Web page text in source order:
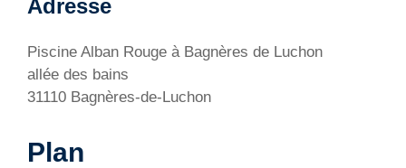
Adresse
Piscine Alban Rouge à Bagnères de Luchon
allée des bains
31110 Bagnères-de-Luchon
Plan